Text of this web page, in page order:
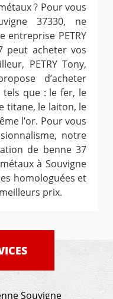
? Pour vous
37330, ne
entreprise PETRY
peut acheter vos
PETRY Tony,
d’acheter
que : le fer, le
titane, le laiton, le
l’or. Pour vous
notre
de benne 37
à Souvigne
homologuées et
prix.
Souvigne